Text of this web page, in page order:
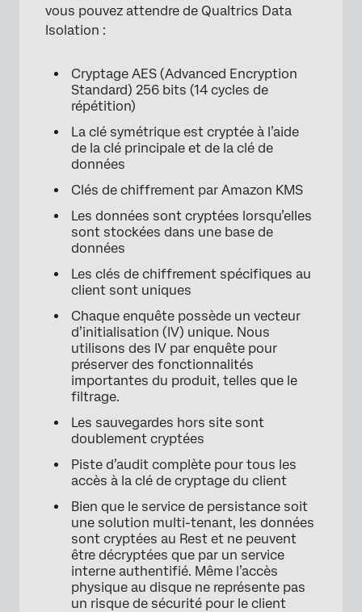
vous pouvez attendre de Qualtrics Data
Isolation :
Cryptage AES (Advanced Encryption
Standard) 256 bits (14 cycles de
répétition)
La clé symétrique est cryptée à l’aide
de la clé principale et de la clé de
données
Clés de chiffrement par Amazon KMS
Les données sont cryptées lorsqu’elles
sont stockées dans une base de
données
Les clés de chiffrement spécifiques au
client sont uniques
Chaque enquête possède un vecteur
d’initialisation (IV) unique. Nous
utilisons des IV par enquête pour
préserver des fonctionnalités
importantes du produit, telles que le
filtrage.
Les sauvegardes hors site sont
doublement cryptées
Piste d’audit complète pour tous les
accès à la clé de cryptage du client
Bien que le service de persistance soit
une solution multi-tenant, les données
sont cryptées au Rest et ne peuvent
être décryptées que par un service
interne authentifié. Même l’accès
physique au disque ne représente pas
un risque de sécurité pour le client